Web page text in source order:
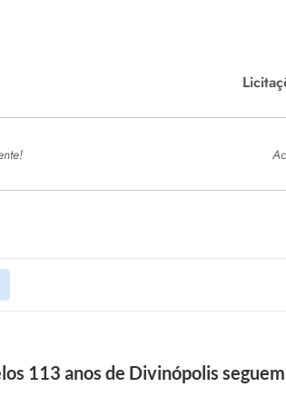
Editais de
Chamamentos
Esporte
113 anos de Divinópolis